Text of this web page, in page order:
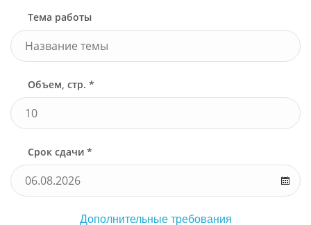
Тема работы
Объем, стр. *
Срок сдачи *
Дополнительные требования